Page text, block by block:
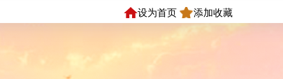
设为首页 添加收藏